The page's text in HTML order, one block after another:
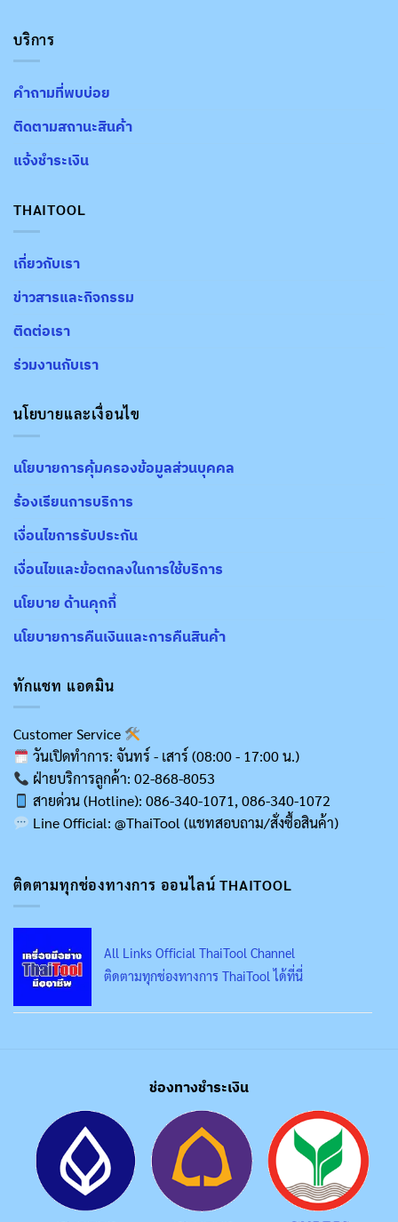
บริการ
คำถามที่พบบ่อย
ติดตามสถานะสินค้า
แจ้งชำระเงิน
THAITOOL
เกี่ยวกับเรา
ข่าวสารและกิจกรรม
ติดต่อเรา
ร่วมงานกับเรา
นโยบายและเงื่อนไข
นโยบายการคุ้มครองข้อมูลส่วนบุคคล
ร้องเรียนการบริการ
เงื่อนไขการรับประกัน
เงื่อนไขและข้อตกลงในการใช้บริการ
นโยบาย ด้านคุกกี้
นโยบายการคืนเงินและการคืนสินค้า
ทักแชท แอดมิน
Customer Service
วันเปิดทำการ: จันทร์ - เสาร์ (08:00 - 17:00 น.)
ฝ่ายบริการลูกค้า: 02-868-8053
สายด่วน (Hotline): 086-340-1071, 086-340-1072
Line Official: @ThaiTool (แชทสอบถาม/สั่งซื้อสินค้า)
ติดตามทุกช่องทางการ ออนไลน์ THAITOOL
All Links Official ThaiTool Channel
ติดตามทุกช่องทางการ ThaiTool ได้ที่นี่
ช่องทางชำระเงิน